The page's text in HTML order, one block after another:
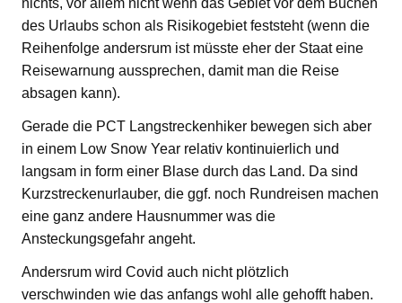
des Urlaubs schon als Risikogebiet feststeht (wenn die
Reihenfolge andersrum ist müsste eher der Staat eine
Reisewarnung aussprechen, damit man die Reise
absagen kann).
Gerade die PCT Langstreckenhiker bewegen sich aber
in einem Low Snow Year relativ kontinuierlich und
langsam in form einer Blase durch das Land. Da sind
Kurzstreckenurlauber, die ggf. noch Rundreisen machen
eine ganz andere Hausnummer was die
Ansteckungsgefahr angeht.
Andersrum wird Covid auch nicht plötzlich
verschwinden wie das anfangs wohl alle gehofft haben.